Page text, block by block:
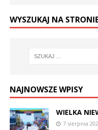
WYSZUKAJ NA
NAJNOWSZE WPISY
WIELKA
7 sierpnia